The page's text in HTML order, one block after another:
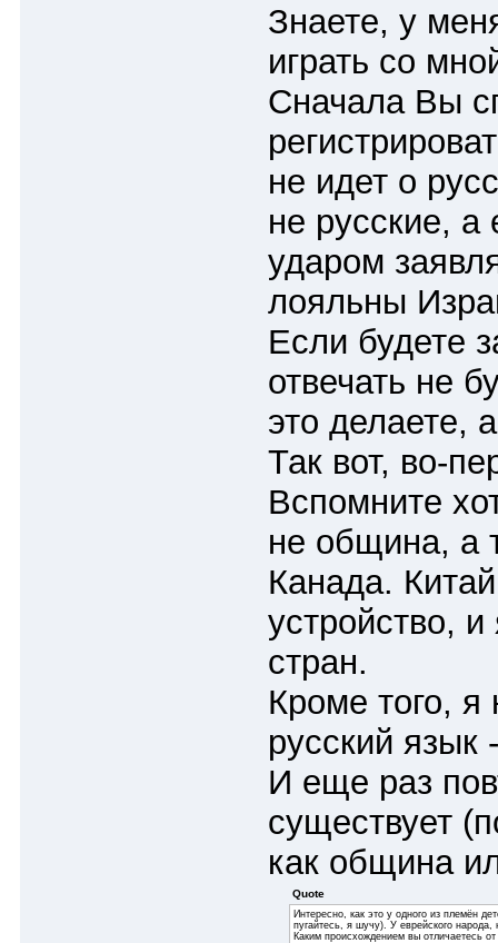
Знаете, у
играть со
Сначала Вы
не идет о
не русские,
ударом
лояльны
Если будете
отвечать не
это делаете,
Так вот, во-
Вспомните
не община, а
Канада.
устройство,
стран.
Кроме того, я
русский язык
И еще раз
существует
как община
Quote
Интересно, как это у одного из племён
пугайтесь, я шучу). У еврейского
Каким происхождением вы отличаетесь